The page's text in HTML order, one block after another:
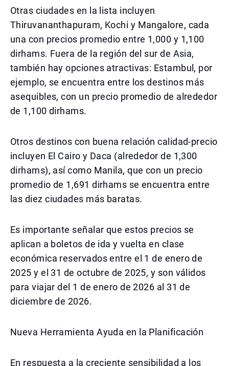
Otras ciudades en la lista incluyen
Thiruvananthapuram, Kochi y Mangalore, cada
una con precios promedio entre 1,000 y 1,100
dirhams. Fuera de la región del sur de Asia,
también hay opciones atractivas: Estambul, por
ejemplo, se encuentra entre los destinos más
asequibles, con un precio promedio de alrededor
de 1,100 dirhams.
Otros destinos con buena relación calidad-precio
incluyen El Cairo y Daca (alrededor de 1,300
dirhams), así como Manila, que con un precio
promedio de 1,691 dirhams se encuentra entre
las diez ciudades más baratas.
Es importante señalar que estos precios se
aplican a boletos de ida y vuelta en clase
económica reservados entre el 1 de enero de
2025 y el 31 de octubre de 2025, y son válidos
para viajar del 1 de enero de 2026 al 31 de
diciembre de 2026.
Nueva Herramienta Ayuda en la Planificación
En respuesta a la creciente sensibilidad a los